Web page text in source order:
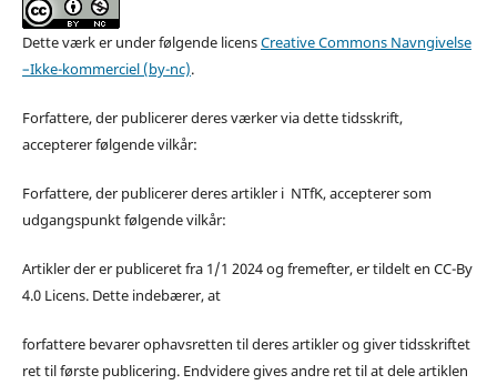
Dette værk er under følgende licensCreative Commons Navngivelse
–Ikke-kommerciel (by-nc).
Forfattere, der publicerer deres værker via dette tidsskrift,
accepterer følgende vilkår:
Forfattere, der publicerer deres artikler i NTfK, accepterer som
udgangspunkt følgende vilkår:
Artikler der er publiceret fra 1/1 2024 og fremefter, er tildelt en CC-By
4.0 Licens. Dette indebærer, at
forfattere bevarer ophavsretten til deres artikler og giver tidsskriftet
ret til første publicering. Endvidere gives andre ret til at dele artiklen